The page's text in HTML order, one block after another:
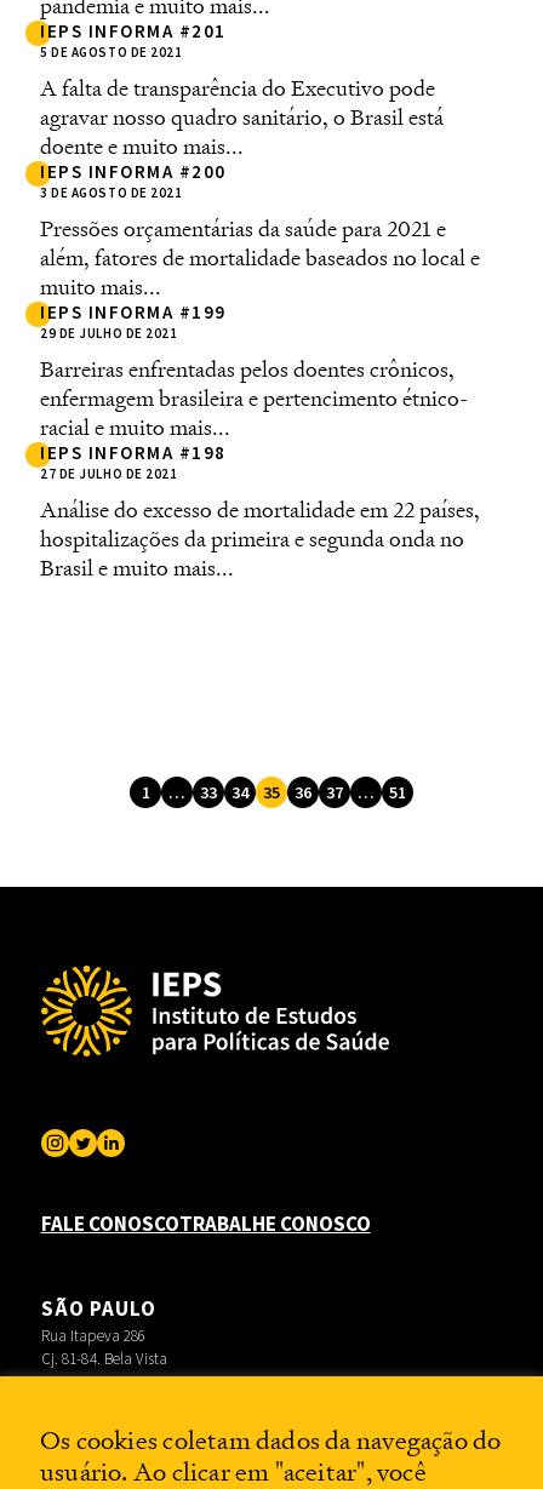
IEPS INFORMA #201
5 DE AGOSTO DE 2021
A falta de transparência do Executivo pode
agravar nosso quadro sanitário, o Brasil está
doente e muito mais...
IEPS INFORMA #200
3 DE AGOSTO DE 2021
Pressões orçamentárias da saúde para 2021 e
além, fatores de mortalidade baseados no local e
muito mais...
IEPS INFORMA #199
29 DE JULHO DE 2021
Barreiras enfrentadas pelos doentes crônicos,
enfermagem brasileira e pertencimento étnico-
racial e muito mais...
IEPS INFORMA #198
27 DE JULHO DE 2021
Análise do excesso de mortalidade em 22 países,
hospitalizações da primeira e segunda onda no
Brasil e muito mais...
1 … 33 34 35 36 37 … 51
FALE CONOSCOTRABALHE CONOSCO
SÃO PAULO
Rua Itapeva 286
Cj. 81-84. Bela Vista
RIO DE JANEIRO
Sala 3704 – Botafogo
BRASÍLIA
Os cookies coletam dados da navegação do
usuário. Ao clicar em "aceitar", você